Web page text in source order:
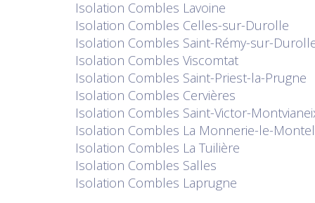
Isolation Combles Lavoine
Isolation Combles Celles-sur-Durolle
Isolation Combles Saint-Rémy-sur-
Isolation Combles Viscomtat
Isolation Combles Saint-Priest-la-Prugne
Isolation Combles Cervières
Isolation Combles Saint-Victor-
Isolation Combles La Monnerie-le-Montel
Isolation Combles La Tuilière
Isolation Combles Salles
Isolation Combles Laprugne